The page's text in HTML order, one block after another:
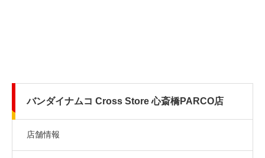
バンダイナムコ Cross Store 心斎橋PARCO店
店舗情報